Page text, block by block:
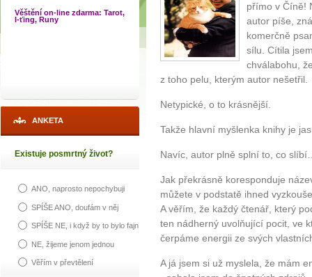
Věštění on-line zdarma: Tarot,
I-ťing, Runy
ANKETA
Existuje posmrtný život?
ANO, naprosto nepochybuji
SPÍŠE ANO, doufám v něj
SPÍŠE NE, i když by to bylo fajn
NE, žijeme jenom jednou
Věřím v převtělení
přímo v Číně!
autor píše,
komerčně
sílu. Cítila
chválabohu,
z toho pelu, kterým autor nešetřil.
Netypické, o to krásnější.
Takže hlavní myšlenka knihy je
Navíc, autor plně splní to, co
Jak překrásně koresponduje
můžete v podstatě ihned
A věřím, že každý čtenář, který
ten nádherný uvolňující pocit, ve
čerpáme energii ze svých
A já jsem si už myslela, že mám